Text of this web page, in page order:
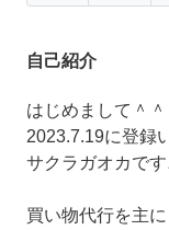
自己紹介
はじめまして＾＾
2023.7.19に登録
サクラガオカです
買い物代行を主